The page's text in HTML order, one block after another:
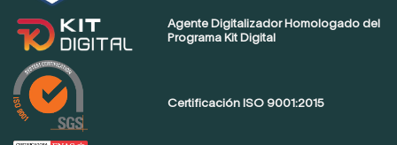
Agente Digitalizador Homologado del
Programa Kit Digital
Certificación ISO 9001:2015